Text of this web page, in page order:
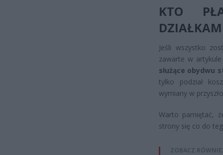
KTO
Jeśli wszystko
zawarte w
służące obydwu
tylko podział
wymiany w
Warto pamiętać,
strony się co do
ZOBACZ